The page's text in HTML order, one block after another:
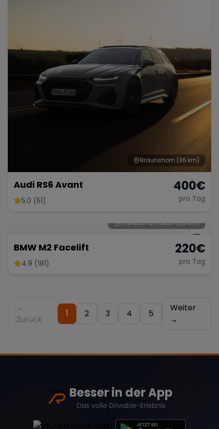
Braunshorn (36 km)
Audi RS6 Avant
5.0 (51)
400€
pro Tag
Frankfurt am Main(36 km)
BMW M2 Facelift
4.9 (181)
220€
pro Tag
←
Zurück
1 2 3 4 5
Weiter
→
Besser in der App
Das volle Drivable-Erlebnis